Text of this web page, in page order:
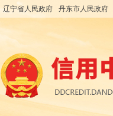
辽宁省人民政府 丹东市人民政府